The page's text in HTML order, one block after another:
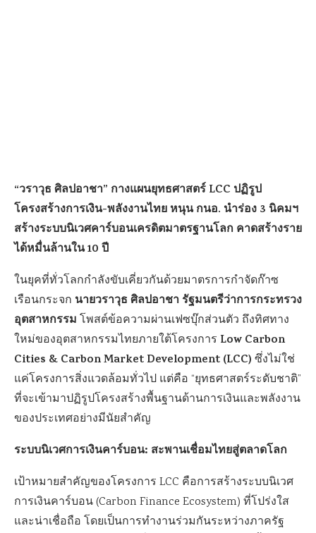
“วราวุธ ศิลปอาชา” กางแผนยุทธศาสตร์ LCC ปฏิรูป
โครงสร้างการเงิน-พลังงานไทย หนุน กนอ. นำร่อง 3 นิคมฯ
สร้างระบบนิเวศคาร์บอนเครดิตมาตรฐานโลก คาดสร้างราย
ได้หมื่นล้านใน 10 ปี
ในยุคที่ทั่วโลกกำลังขับเคี่ยวกันด้วยมาตรการกำจัดก๊าซ
เรือนกระจก นายวราวุธ ศิลปอาชา รัฐมนตรีว่าการกระทรวง
อุตสาหกรรม โพสต์ข้อความผ่านเฟซบุ๊กส่วนตัว ถึงทิศทาง
ใหม่ของอุตสาหกรรมไทยภายใต้โครงการ Low Carbon
Cities & Carbon Market Development (LCC) ซึ่งไม่ใช่
แค่โครงการสิ่งแวดล้อมทั่วไป แต่คือ “ยุทธศาสตร์ระดับชาติ”
ที่จะเข้ามาปฏิรูปโครงสร้างพื้นฐานด้านการเงินและพลังงาน
ของประเทศอย่างมีนัยสำคัญ
ระบบนิเวศการเงินคาร์บอน: สะพานเชื่อมไทยสู่ตลาดโลก
เป้าหมายสำคัญของโครงการ LCC คือการสร้างระบบนิเวศ
การเงินคาร์บอน (Carbon Finance Ecosystem) ที่โปร่งใส
และน่าเชื่อถือ โดยเป็นการทำงานร่วมกันระหว่างภาครัฐ